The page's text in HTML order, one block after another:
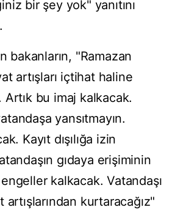
bir şey yok" yanıtını
bakanların, "Ramazan
artışları içtihat haline
bu imaj kalkacak.
yansıtmayın.
Kayıt dışılığa izin
gıdaya erişiminin
kalkacak. Vatandaşı
kurtaracağız"